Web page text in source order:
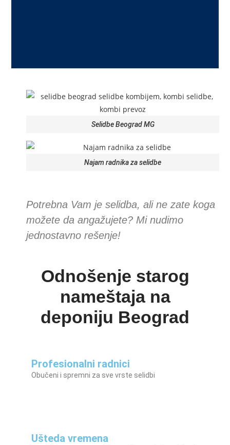
Selidbe Beograd MG
Najam radnika za selidbe
Potrebna Vam je selidba, ali ne zate koga
možete da angažujete? Mi nudimo
jednostavno rešenje!
Odnošenje starog
nameštaja na
deponiju Beograd
Profesionalni radnici
Obučeni i spremni za sve vrste selidbi
Ušteda vremena